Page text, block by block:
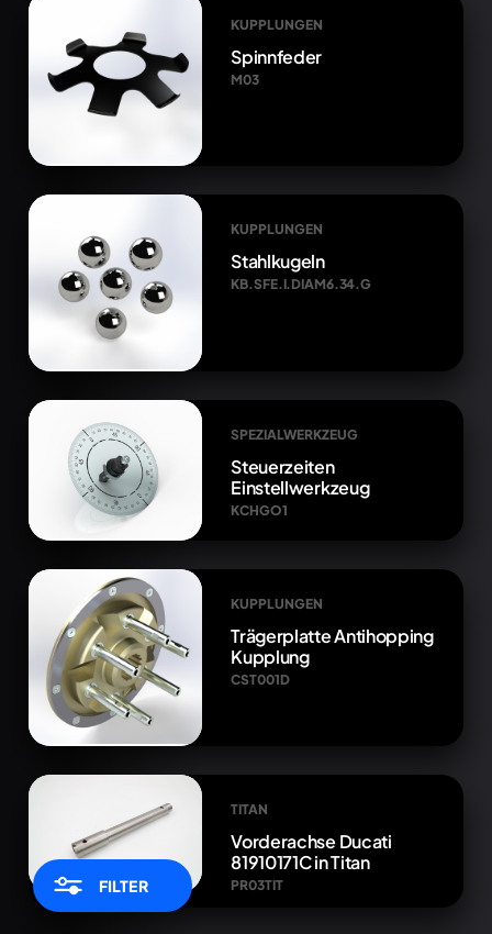
FILTER
KUPPLUNGEN
Spinnfeder
M03
KUPPLUNGEN
Stahlkugeln
KB.SFE.I.DIAM6.34.G
SPEZIALWERKZEUG
Steuerzeiten
Einstellwerkzeug
KCHGO1
KUPPLUNGEN
Trägerplatte Antihopping
Kupplung
CST001D
TITAN
Vorderachse Ducati
81910171C in Titan
PR03TIT